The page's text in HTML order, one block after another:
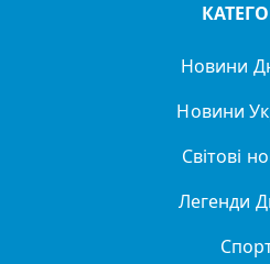
Новини
Новини
Світові
Легенди